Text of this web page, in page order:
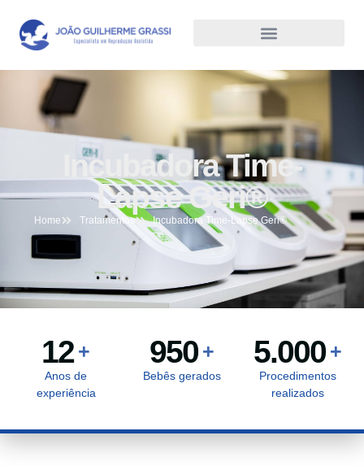
Incubadora Time-
Lapse Geri®
Home Tratamentos Incubadora Time-Lapse Geri®
12 +
Anos de
experiência
950 +
Bebês gerados
5.000 +
Procedimentos
realizados